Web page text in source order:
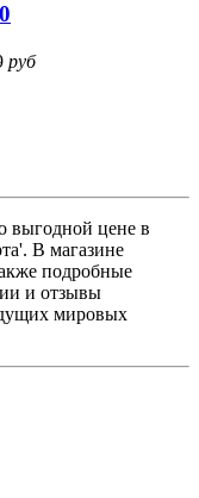
руб
выгодной цене в
В магазине
подробные
и отзывы
мировых